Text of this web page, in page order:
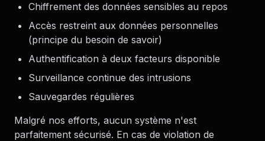
Chiffrement des données sensibles au repos
Accès restreint aux données personnelles
(principe du besoin de savoir)
Authentification à deux facteurs disponible
Surveillance continue des intrusions
Sauvegardes régulières
Malgré nos efforts, aucun système n'est
parfaitement sécurisé. En cas de violation de